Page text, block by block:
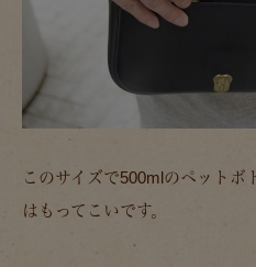
このサイズで500mlのペットボ
はもってこいです。